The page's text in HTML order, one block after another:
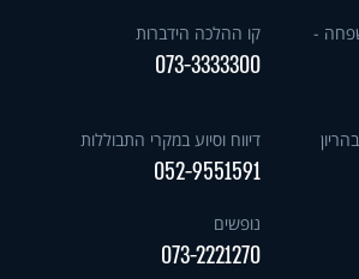
-
קו ההלכה הידברות
073-3333300
דיווח וסיוע במקרי התבוללות
052-9551591
נופשים
073-2221270